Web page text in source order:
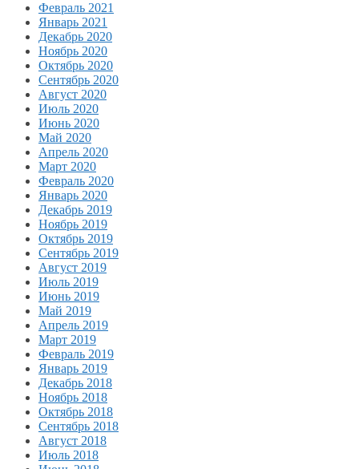
Февраль 2021
Январь 2021
Декабрь 2020
Ноябрь 2020
Октябрь 2020
Сентябрь 2020
Август 2020
Июль 2020
Июнь 2020
Май 2020
Апрель 2020
Март 2020
Февраль 2020
Январь 2020
Декабрь 2019
Ноябрь 2019
Октябрь 2019
Сентябрь 2019
Август 2019
Июль 2019
Июнь 2019
Май 2019
Апрель 2019
Март 2019
Февраль 2019
Январь 2019
Декабрь 2018
Ноябрь 2018
Октябрь 2018
Сентябрь 2018
Август 2018
Июль 2018